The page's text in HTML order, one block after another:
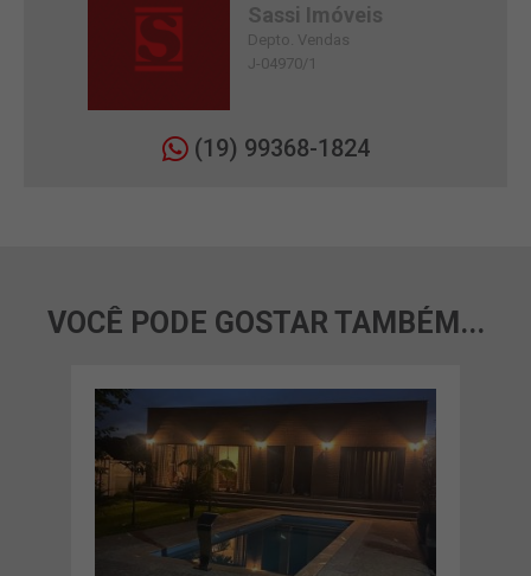
Sassi Imóveis
Depto. Vendas
J-04970/1
(19) 99368-1824
VOCÊ PODE GOSTAR TAMBÉM...